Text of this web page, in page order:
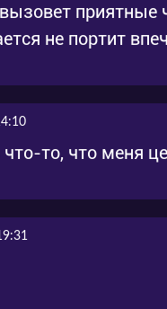
приятные
не портит
то, что меня